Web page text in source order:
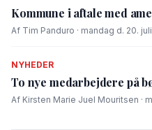
Kommune i aftale med
Af Tim Panduro · mandag d. 20.
NYHEDER
To nye medarbejdere på
Af Kirsten Marie Juel Mouritsen ·